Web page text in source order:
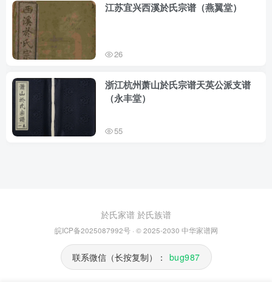
江苏宜兴西溪於氏宗谱（燕翼堂）
26
浙江杭州萧山於氏宗谱天英公派支谱
（永丰堂）
55
於氏家谱 於氏族谱
皖ICP备2025087992号· © 2025-2030 中华家谱网
联系微信（长按复制）： bug987